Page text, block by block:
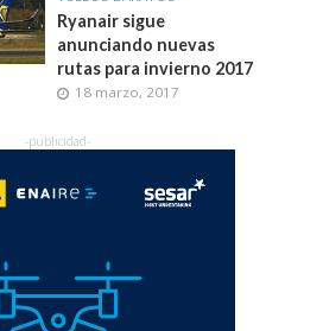
Ryanair sigue
anunciando nuevas
rutas para invierno 2017
18 marzo, 2017